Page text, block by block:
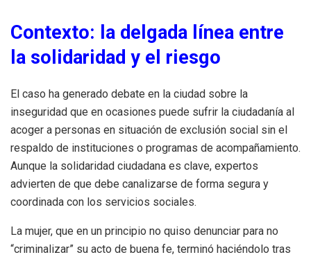
Contexto: la delgada línea entre
la solidaridad y el riesgo
El caso ha generado debate en la ciudad sobre la
inseguridad que en ocasiones puede sufrir la ciudadanía al
acoger a personas en situación de exclusión social sin el
respaldo de instituciones o programas de acompañamiento.
Aunque la solidaridad ciudadana es clave, expertos
advierten de que debe canalizarse de forma segura y
coordinada con los servicios sociales.
La mujer, que en un principio no quiso denunciar para no
“criminalizar” su acto de buena fe, terminó haciéndolo tras